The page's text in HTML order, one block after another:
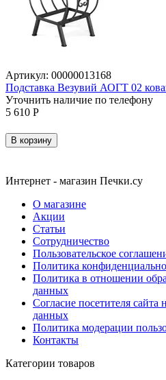
Артикул: 00000013168
Подставка Везувий АОГТ 02
Уточнить наличие по телефону
5 610 Р
В корзину
Интернет - магазин Печки.су
О магазине
Акции
Статьи
Сотрудничество
Пользовательское
Политика
Политика в отношении
данных
Согласие посетителя
данных
Политика модерации
Контакты
Категории товаров